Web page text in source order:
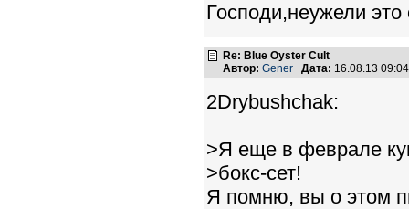
Господи,неужели это
Re: Blue Oyster Cult
Автор: Gener Дата: 16.08.13
2Drybushchak:
>Я еще в феврале
>бокс-сет!
Я помню, вы о этом